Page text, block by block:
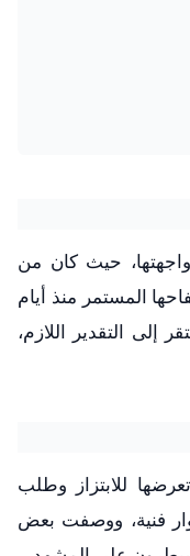
حيث كان من
المستمر منذ أيام
إلى التقدير اللازم،
للابتزاز وطلب
فنية، ووصفت بعض